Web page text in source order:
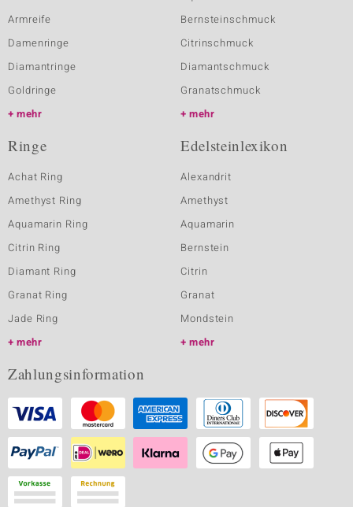
Armreife
Damenringe
Diamantringe
Goldringe
mehr
Bernsteinschmuck
Citrinschmuck
Diamantschmuck
Granatschmuck
mehr
Ringe
Achat Ring
Amethyst Ring
Aquamarin Ring
Citrin Ring
Diamant Ring
Granat Ring
Jade Ring
mehr
Edelsteinlexikon
Alexandrit
Amethyst
Aquamarin
Bernstein
Citrin
Granat
Mondstein
mehr
Zahlungsinformation